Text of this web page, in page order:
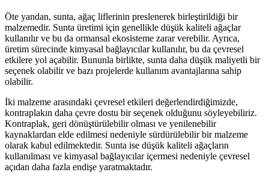
Öte yandan, sunta, ağaç liflerinin preslenerek birleştirildiği bir
malzemedir. Sunta üretimi için genellikle düşük kaliteli ağaçlar
kullanılır ve bu da ormansal ekosisteme zarar verebilir. Ayrıca,
üretim sürecinde kimyasal bağlayıcılar kullanılır, bu da çevresel
etkilere yol açabilir. Bununla birlikte, sunta daha düşük maliyetli bir
seçenek olabilir ve bazı projelerde kullanım avantajlarına sahip
olabilir.
İki malzeme arasındaki çevresel etkileri değerlendirdiğimizde,
kontraplakın daha çevre dostu bir seçenek olduğunu söyleyebiliriz.
Kontraplak, geri dönüştürülebilir olması ve yenilenebilir
kaynaklardan elde edilmesi nedeniyle sürdürülebilir bir malzeme
olarak kabul edilmektedir. Sunta ise düşük kaliteli ağaçların
kullanılması ve kimyasal bağlayıcılar içermesi nedeniyle çevresel
açıdan daha fazla endişe yaratmaktadır.